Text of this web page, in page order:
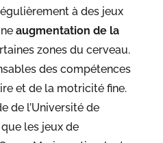
à des jeux
augmentation de la
zones du cerveau.
des compétences
et de la motricité fine.
de l’Université de
les jeux de